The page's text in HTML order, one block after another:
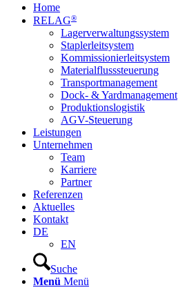
Home
RELAG®
Lagerverwaltungssystem
Staplerleitsystem
Kommissionierleitsystem
Materialflusssteuerung
Transportmanagement
Dock- & Yardmanagement
Produktionslogistik
AGV-Steuerung
Leistungen
Unternehmen
Team
Karriere
Partner
Referenzen
Aktuelles
Kontakt
DE
EN
Suche
Menü Menü